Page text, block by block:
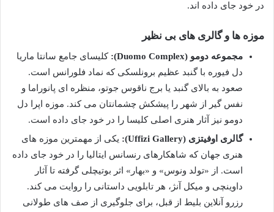
در خود جای داده اند.
موزه ها و گالری های بی نظیر
مجموعه دومو (Duomo Complex):
کلیسای جامع سانتا ماریا
دل فیوره با گنبد عظیم برونلسکی که نماد فلورانس است.
صعود به بالای گنبد یا برج ناقوس جوتو، منظره ای پانوراما و
نفس گیر از شهر را پیشکش چشمانتان می کند. موزه اپرا دل
دومو نیز آثار هنری اصلی کلیسا را در خود جای داده است.
گالری اوفیتزی (Uffizi Gallery):
یکی از مهمترین موزه های
هنری جهان که شاهکارهای رنسانس ایتالیا را در خود جای داده
است. از «تولد ونوس» و «بهار» اثر بوتیچلی گرفته تا آثار
داوینچی و میکل آنژ، هر تابلویی داستانی را روایت می کند.
رزرو آنلاین بلیط از قبل، برای جلوگیری از صف های طولانی